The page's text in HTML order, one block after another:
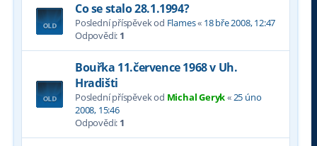
Co se stalo 28.1.1994?
Poslední příspěvek od Flames« 18 bře 2008, 12:47
Odpovědi: 1
Bouřka 11.července 1968 v Uh.
Hradišti
Poslední příspěvek od Michal Geryk«25 úno
2008, 15:46
Odpovědi: 1